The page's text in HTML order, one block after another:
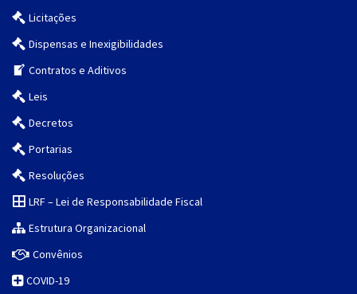
Licitações
Dispensas e Inexigibilidades
Contratos e Aditivos
Leis
Decretos
Portarias
Resoluções
LRF – Lei de Responsabilidade Fiscal
Estrutura Organizacional
Convênios
COVID-19